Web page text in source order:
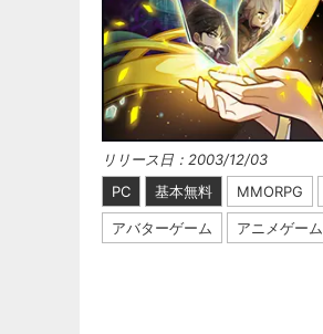
リリース日：2003/12/03
PC
基本無料 MMORPG
アバターゲーム アニメゲーム